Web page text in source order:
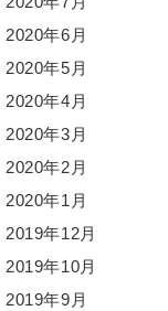
2020年6月
2020年5月
2020年4月
2020年3月
2020年2月
2020年1月
2019年12月
2019年10月
2019年9月